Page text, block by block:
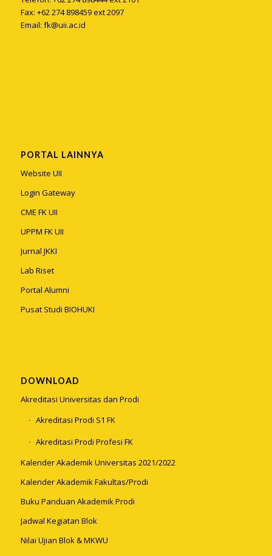
Fax: +62 274 898459 ext 2097
Email: fk@uii.ac.id
PORTAL LAINNYA
Website UII
Login Gateway
CME FK UII
UPPM FK UII
Jurnal JKKI
Lab Riset
Portal Alumni
Pusat Studi BIOHUKI
DOWNLOAD
Akreditasi Universitas dan Prodi
Akreditasi Prodi S1 FK
Akreditasi Prodi Profesi FK
Kalender Akademik Universitas 2021/2022
Kalender Akademik Fakultas/Prodi
Buku Panduan Akademik Prodi
Jadwal Kegiatan Blok
Nilai Ujian Blok & MKWU